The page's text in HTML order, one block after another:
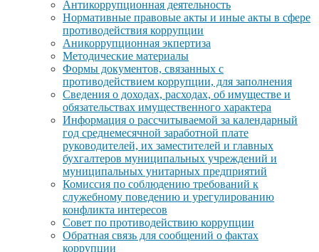
Антикоррупционная деятельность
Нормативные правовые акты и иные акты в сфере
противодействия коррупции
Аникоррупционная экпертиза
Методические материалы
Формы документов, связанных с
противодействием коррупции, для заполнения
Сведения о доходах, расходах, об имуществе и
обязательствах имущественного характера
Информация о рассчитываемой за календарный
год среднемесячной заработной плате
руководителей, их заместителей и главных
бухгалтеров муниципальных учреждений и
муниципальных унитарных предприятий
Комиссия по соблюдению требований к
служебному поведению и урегулированию
конфликта интересов
Совет по противодействию коррупции
Обратная связь для сообщений о фактах
коррупции